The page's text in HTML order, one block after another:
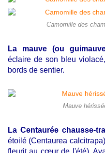
Camomille des
La mauve (ou
éclaire de son bleu
bords de sentier.
Mauve
La Centaurée chausse-
étoilé (Centaurea